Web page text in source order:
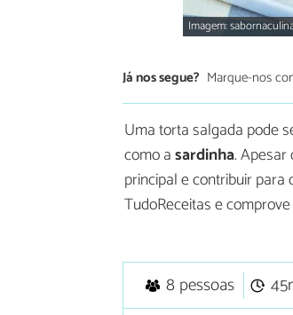
Imagem:
Já nos segue? Marque-nos
Uma torta salgada pode
como asardinha.
principal e contribuir para
TudoReceitas e
8 pessoas